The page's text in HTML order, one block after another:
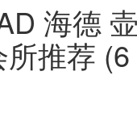
海德
推荐